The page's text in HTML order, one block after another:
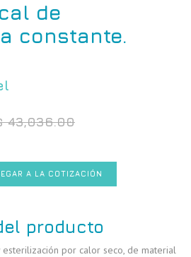
de
constante.
43,036.00
A LA COTIZACIÓN
producto
por calor seco, de material